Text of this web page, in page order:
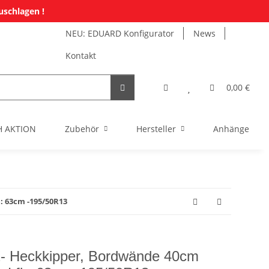
!
NEU: EDUARD Konfigurator
News
Kontakt
0,00 €
AKTION Zubehör Hersteller Anhänger
63cm -195/50R13
Heckkipper, Bordwände 40cm